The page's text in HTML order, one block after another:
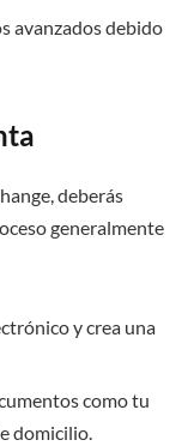
avanzados debido
deberás
generalmente
y crea una
como tu
domicilio.